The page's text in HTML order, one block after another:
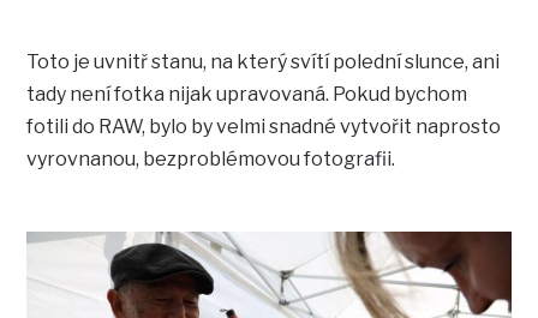
Toto je uvnitř stanu, na který svítí polední slunce, ani
tady není fotka nijak upravovaná. Pokud bychom
fotili do RAW, bylo by velmi snadné vytvořit naprosto
vyrovnanou, bezproblémovou fotografii.